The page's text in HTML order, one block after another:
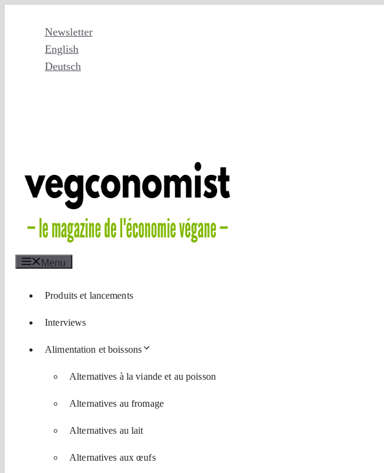
Newsletter
English
Deutsch
Menu
Produits et lancements
Interviews
Alimentation et boissons
Alternatives à la viande et au poisson
Alternatives au fromage
Alternatives au lait
Alternatives aux œufs